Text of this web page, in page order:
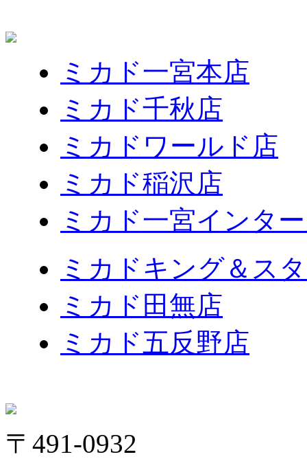
ミカド一宮本店
ミカド千秋店
ミカドワールド店
ミカド稲沢店
ミカド一宮インタ
ミカドキング＆ス
ミカド田無店
ミカド五反野店
〒491-0932